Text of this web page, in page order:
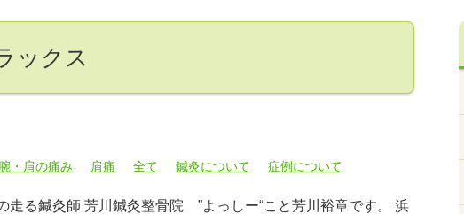
ックス
腕・肩の痛み 肩痛 全て 鍼灸について 症例について
走る鍼灸師 芳川鍼灸整骨院 ”よっしー“こと芳川裕章です。 浜